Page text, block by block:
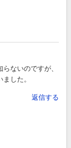
ないのですが、
した。
返信する